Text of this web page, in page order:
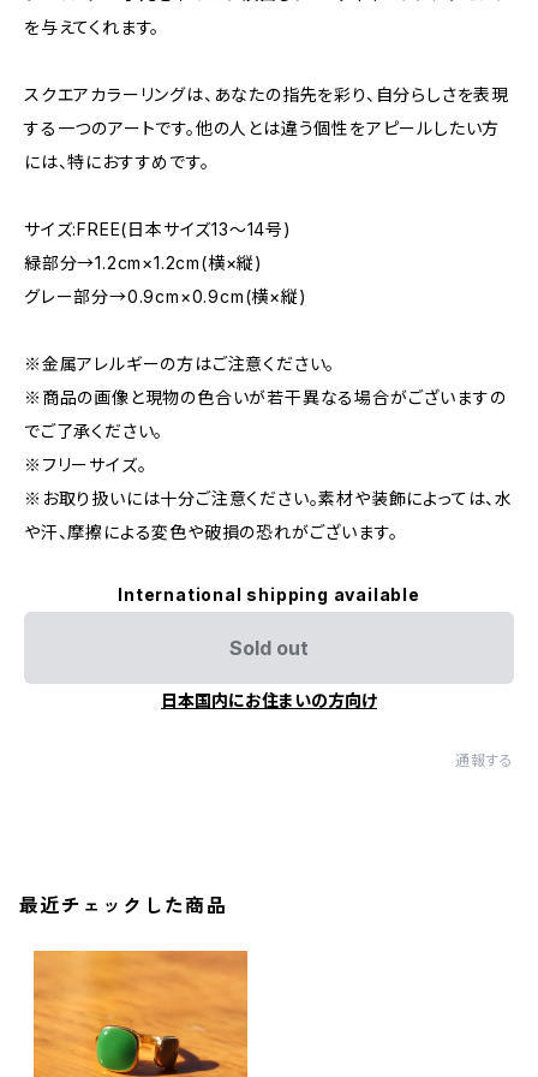
を与えてくれます。
スクエアカラーリングは、あなたの指先を彩り、自分らしさを表現
する一つのアートです。他の人とは違う個性をアピールしたい方
には、特におすすめです。
サイズ:FREE(日本サイズ13〜14号)
緑部分→1.2cm×1.2cm(横×縦)
グレー部分→0.9cm×0.9cm(横×縦)
※金属アレルギーの方はご注意ください。
※商品の画像と現物の色合いが若干異なる場合がございますの
でご了承ください。
※フリーサイズ。
※お取り扱いには十分ご注意ください。素材や装飾によっては、水
や汗、摩擦による変色や破損の恐れがございます。
International shipping available
Sold out
日本国内にお住まいの方向け
通報する
最近チェックした商品